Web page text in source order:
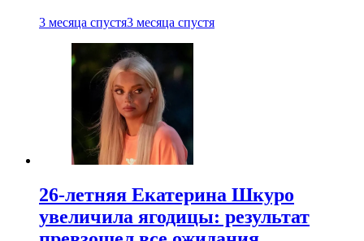
3 месяца спустя3 месяца спустя
26-летняя Екатерина Шкуро
увеличила ягодицы: результат